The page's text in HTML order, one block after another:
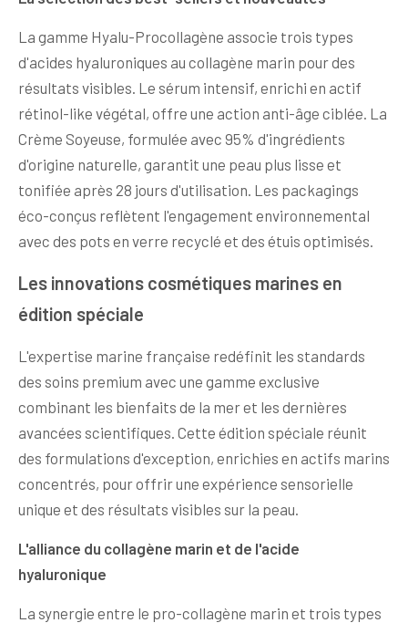
La gamme Hyalu-Procollagène associe trois types
d'acides hyaluroniques au collagène marin pour des
résultats visibles. Le sérum intensif, enrichi en actif
rétinol-like végétal, offre une action anti-âge ciblée. La
Crème Soyeuse, formulée avec 95% d'ingrédients
d'origine naturelle, garantit une peau plus lisse et
tonifiée après 28 jours d'utilisation. Les packagings
éco-conçus reflètent l'engagement environnemental
avec des pots en verre recyclé et des étuis optimisés.
Les innovations cosmétiques marines en
édition spéciale
L'expertise marine française redéfinit les standards
des soins premium avec une gamme exclusive
combinant les bienfaits de la mer et les dernières
avancées scientifiques. Cette édition spéciale réunit
des formulations d'exception, enrichies en actifs marins
concentrés, pour offrir une expérience sensorielle
unique et des résultats visibles sur la peau.
L'alliance du collagène marin et de l'acide
hyaluronique
La synergie entre le pro-collagène marin et trois types